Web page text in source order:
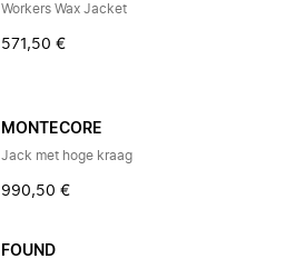
Workers Wax Jacket
571,50 €
MONTECORE
Jack met hoge kraag
990,50 €
FOUND